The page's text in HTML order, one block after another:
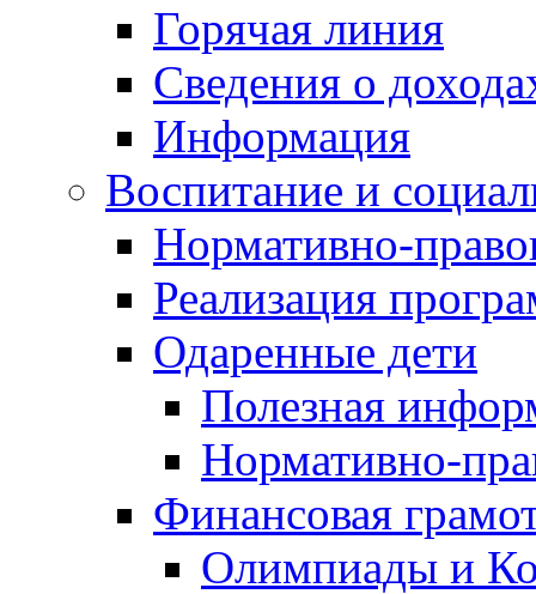
Горячая линия
Сведения о
Информация
Воспитание и
Нормативно-
Реализация
Одаренные дети
Полезная
Нормативно-
Финансовая
Олимпиады и